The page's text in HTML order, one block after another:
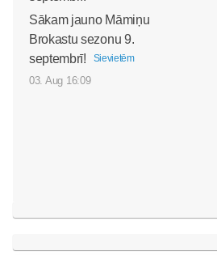
Sākam jauno Māmiņu
Brokastu sezonu 9.
septembrī!
Sievietēm
03. Aug 16:09